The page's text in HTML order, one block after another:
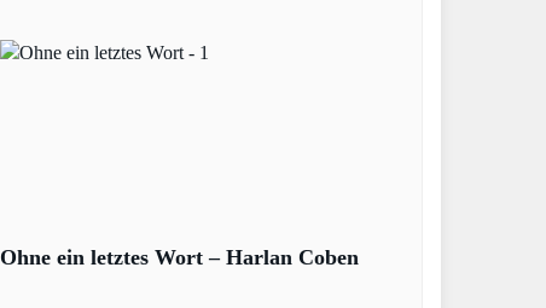
Ohne ein letztes Wort – Harlan Coben